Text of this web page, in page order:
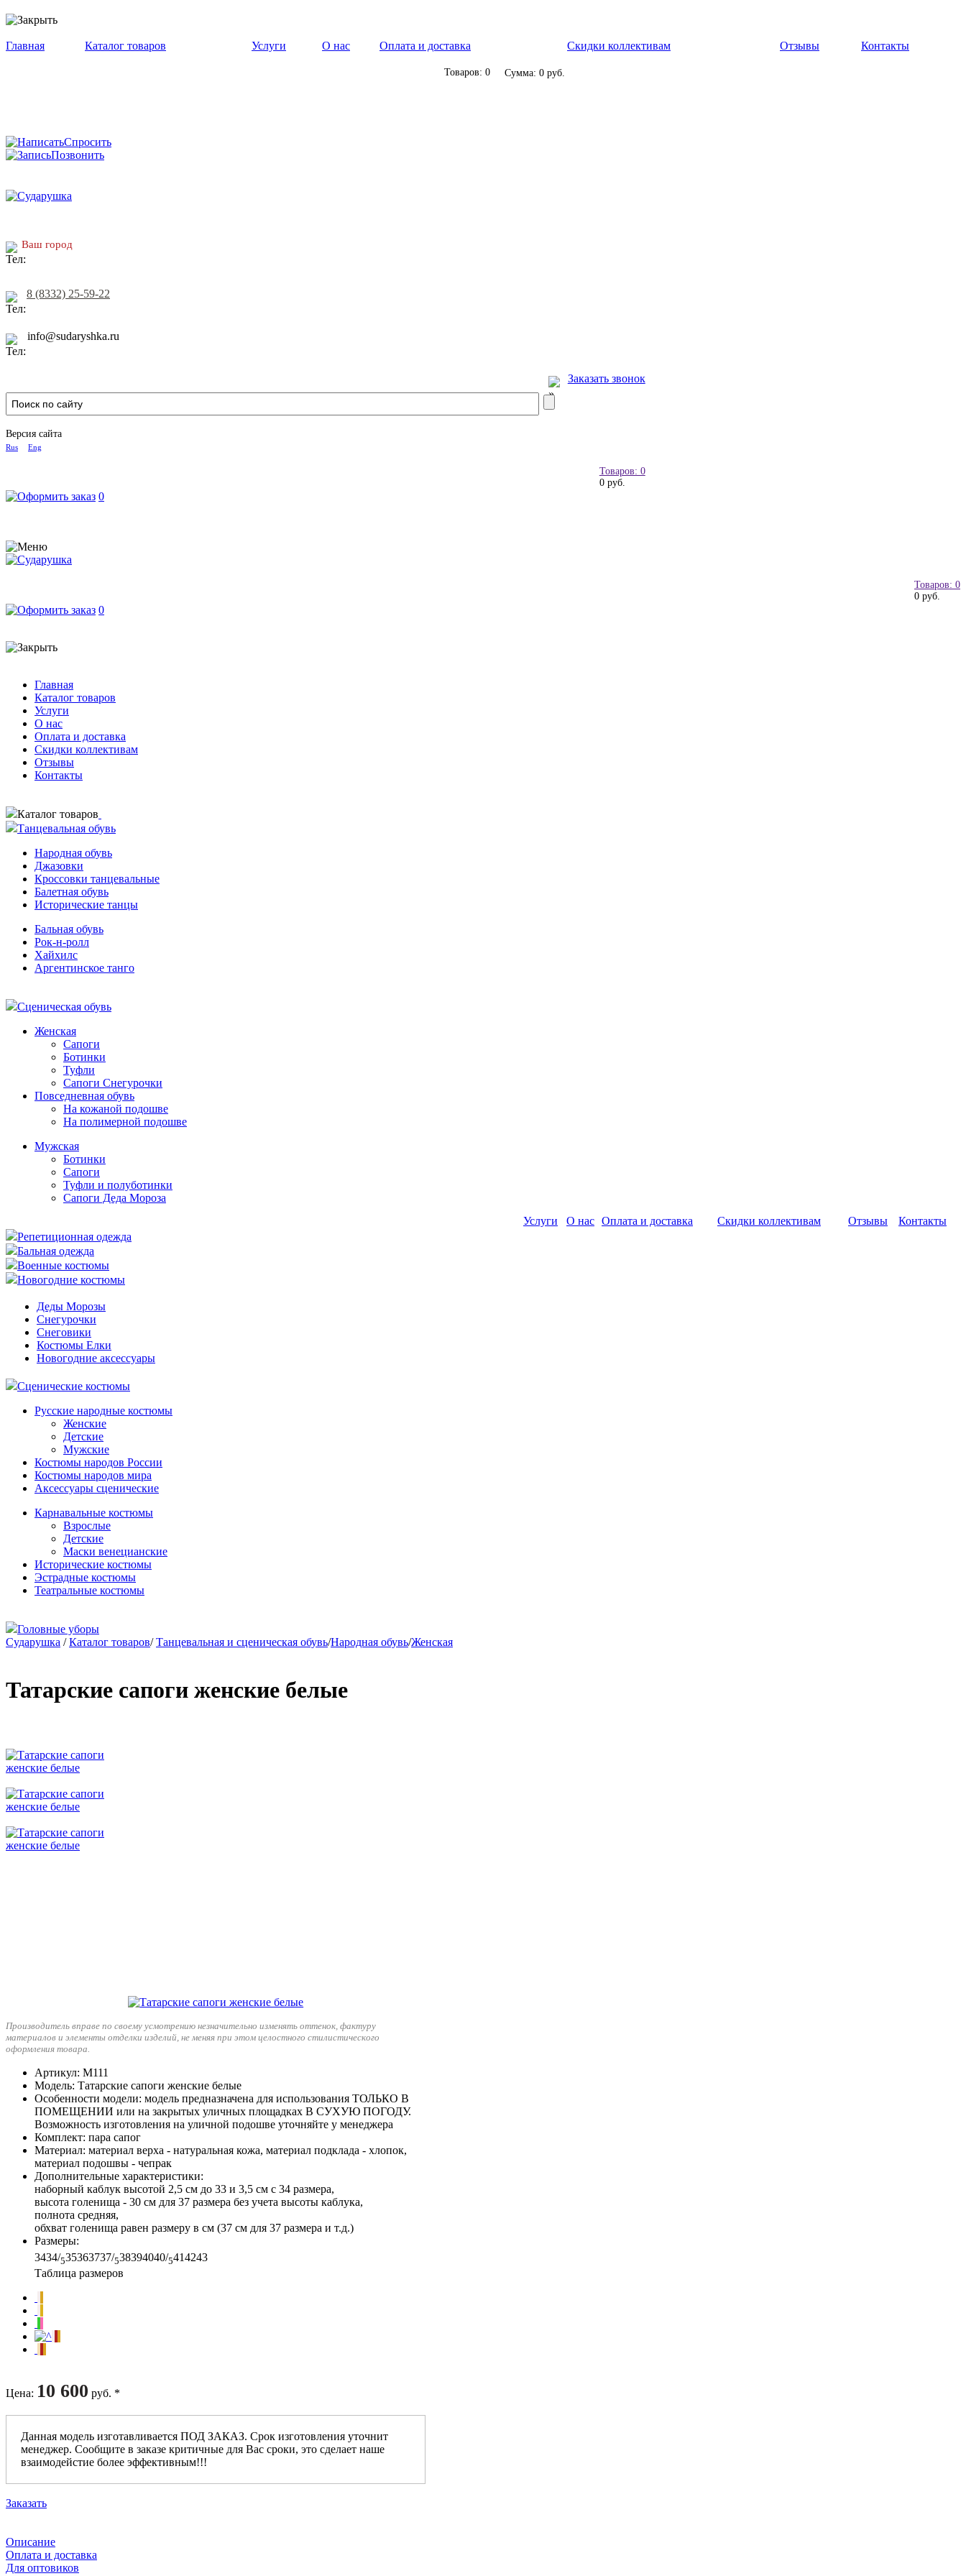
Главная Каталог товаров Услуги О нас Оплата и доставка Скидки коллективам Отзывы Контакты
Товаров: 0 Сумма: 0 руб.
Спросить
Позвонить
Ваш город
8 (8332) 25-59-22
info@sudaryshka.ru
Заказать звонок
Версия сайта
Rus Eng
Товаров: 0
0 руб.
0
Товаров: 0
0 руб.
0
Главная
Каталог товаров
Услуги
О нас
Оплата и доставка
Скидки коллективам
Отзывы
Контакты
Каталог товаров
Танцевальная обувь
Народная обувь
Джазовки
Кроссовки танцевальные
Балетная обувь
Исторические танцы
Бальная обувь
Рок-н-ролл
Хайхилс
Аргентинское танго
Сценическая обувь
Женская
Сапоги
Ботинки
Туфли
Сапоги Снегурочки
Повседневная обувь
На кожаной подошве
На полимерной подошве
Мужская
Ботинки
Сапоги
Туфли и полуботинки
Сапоги Деда Мороза
Репетиционная одежда
Бальная одежда
Военные костюмы
Новогодние костюмы
Деды Морозы
Снегурочки
Снеговики
Костюмы Елки
Новогодние аксессуары
Сценические костюмы
Русские народные костюмы
Женские
Детские
Мужские
Костюмы народов России
Костюмы народов мира
Аксессуары сценические
Карнавальные костюмы
Взрослые
Детские
Маски венецианские
Исторические костюмы
Эстрадные костюмы
Театральные костюмы
Головные уборы
Услуги О нас Оплата и доставка Скидки коллективам Отзывы Контакты
Сударушка / Каталог товаров/ Танцевальная и сценическая обувь/Народная обувь/Женская
Татарские сапоги женские белые
Производитель вправе по своему усмотрению незначительно изменять оттенок, фактуру
материалов и элементы отделки изделий, не меняя при этом целостного стилистического
оформления товара.
Артикул: М111
Модель: Татарские сапоги женские белые
Особенности модели: модель предназначена для использования ТОЛЬКО В
ПОМЕЩЕНИИ или на закрытых уличных площадках В СУХУЮ ПОГОДУ.
Возможность изготовления на уличной подошве уточняйте у менеджера
Комплект: пара сапог
Материал: материал верха - натуральная кожа, материал подклада - хлопок,
материал подошвы - чепрак
Дополнительные характеристики:
наборный каблук высотой 2,5 см до 33 и 3,5 см с 34 размера,
высота голенища - 30 см для 37 размера без учета высоты каблука,
полнота средняя,
обхват голенища равен размеру в см (37 см для 37 размера и т.д.)
Размеры:
3434/535363737/538394040/5414243
Таблица размеров
Цена: 10 600 руб. *
Данная модель изготавливается ПОД ЗАКАЗ. Срок изготовления уточнит
менеджер. Сообщите в заказе критичные для Вас сроки, это сделает наше
взаимодейстие более эффективным!!!
Заказать
Описание
Оплата и доставка
Для оптовиков